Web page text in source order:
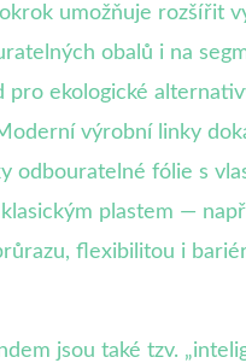
umožňuje rozšířit
obalů i na
pro ekologické
výrobní linky
odbouratelné fólie s
plastem —
flexibilitou i
jsou také tzv.